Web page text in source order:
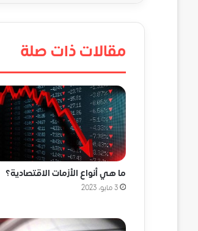
مقالات ذات صلة
ما هي أنواع الأزمات الاقتصادية؟
3 مايو، 2023